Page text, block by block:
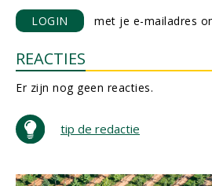
LOGIN met je e-mailadres
REACTIES
Er zijn nog geen reacties.
tip de redactie